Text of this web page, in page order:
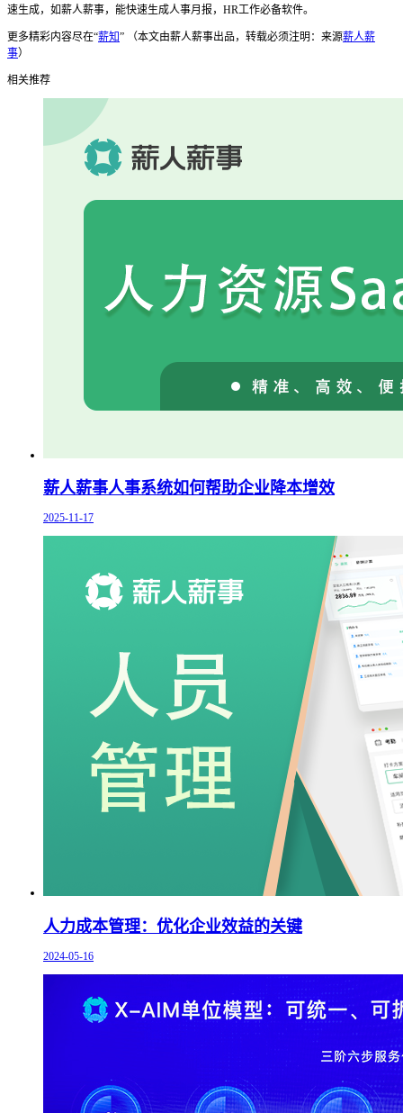
速生成，如薪人薪事，能快速生成人事月报，HR工作必备软件。
更多精彩内容尽在“薪知” （本文由薪人薪事出品，转载必须注明：来源薪人薪
事）
相关推荐
薪人薪事人事系统如何帮助企业降本增效
2025-11-17
人力成本管理：优化企业效益的关键
2024-05-16